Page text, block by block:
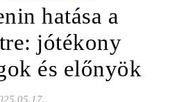
hatása a
jótékony
és előnyök